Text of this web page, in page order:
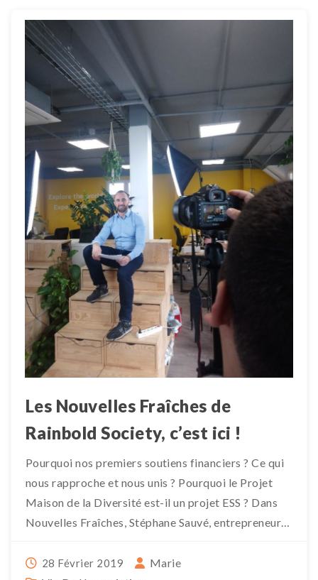
Les Nouvelles Fraîches de
Rainbold Society, c’est ici !
Pourquoi nos premiers soutiens financiers ? Ce qui
nous rapproche et nous unis ? Pourquoi le Projet
Maison de la Diversité est-il un projet ESS ? Dans
Nouvelles Fraîches, Stéphane Sauvé, entrepreneur
28 Février 2019
Marie